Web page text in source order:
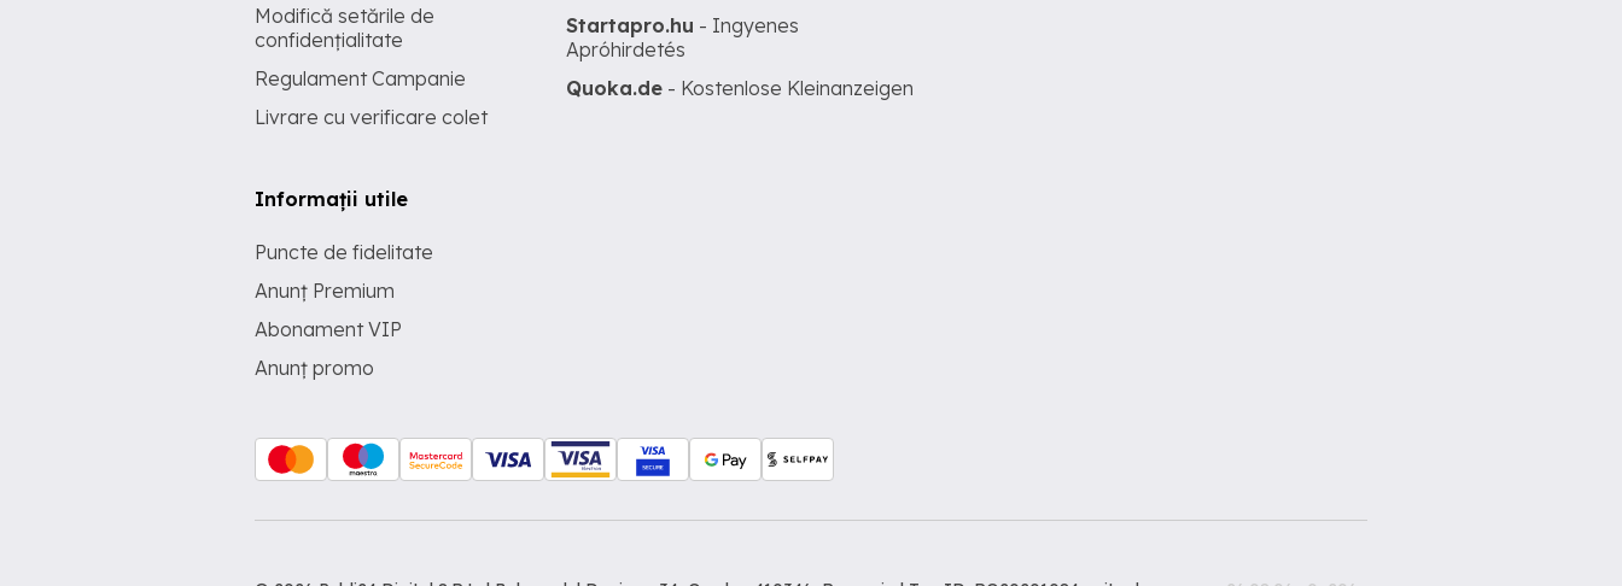
Modifică setările de
confidențialitate
Regulament Campanie
Livrare cu verificare colet
Informații utile
Puncte de fidelitate
Anunț Premium
Abonament VIP
Anunț promo
Startapro.hu - Ingyenes
Apróhirdetés
Quoka.de - Kostenlose Kleinanzeigen